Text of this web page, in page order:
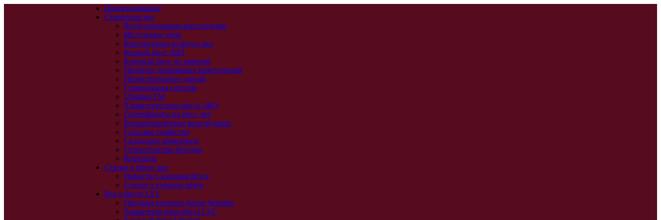
Проектирование
Строительство
Воздухоопорные конструкции
Модульные дома
Конструкции из бруса лвл
Кееный брус ЛВЛ
Клееный брус из ламелей
Проекты деревянных конструкций
Проектирование зданий
Стропильная система
Ultralam TM
Характеристики бруса ЛВЛ
Сертификаты на брус лвл
Большепролётные конструкции
Сельское хозяйство
Складские комплексы
Строительство беседок
Контакты
Статьи о брусе лвл
Новости о клееном брусе
Статьи о клееном брусе
Все о брусе LVL
Продажа клееных балок Segezha
Характеристики бруса LVL